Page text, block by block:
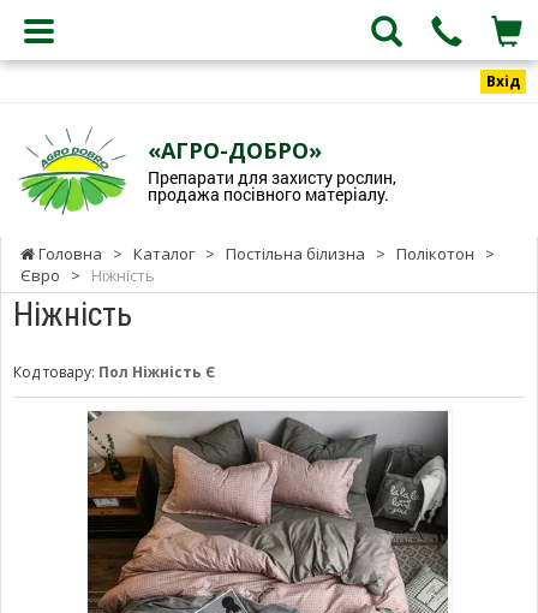
Вхід
«АГРО-ДОБРО»
Препарати для захисту рослин,
продажа посівного матеріалу.
Головна > Каталог > Постільна білизна > Полікотон
>
Євро
> Ніжність
Ніжність
Код товару: Пол Ніжність Є